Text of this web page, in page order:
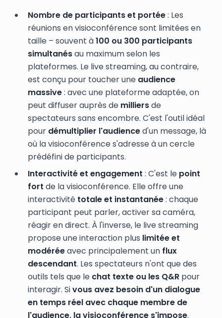
Nombre de participants et portée: Les
réunions en visioconférence sont limitées en
taille – souvent à100 ou 300 participants
simultanésau maximum selon les
plateformes. Le live streaming, au contraire,
est conçu pour toucher une audience
massive: avec une plateforme adaptée, on
peut diffuser auprès de milliersde
spectateurs sans encombre. C'est l'outil idéal
pour démultiplier l'audienced'un message, là
où la visioconférence s'adresse à un cercle
prédéfini de participants.
Interactivité et engagement : C'est le point
fort de la visioconférence. Elle offre une
interactivité totale et instantanée: chaque
participant peut parler, activer sa caméra,
réagir en direct. À l'inverse, le live streaming
propose une interaction plus limitée et
modéréeavec principalement un flux
descendant. Les spectateurs n'ont que des
outils tels que le chat texte ou les Q&R pour
interagir. Sivous avez besoin d'un dialogue
en temps réel avec chaque membre de
l'audience, la visioconférence s'impose.